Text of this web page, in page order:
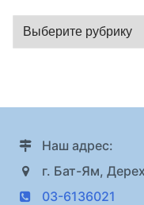
Статьи
по
Наш адрес:
г. Бат-Ям,
03-6136021